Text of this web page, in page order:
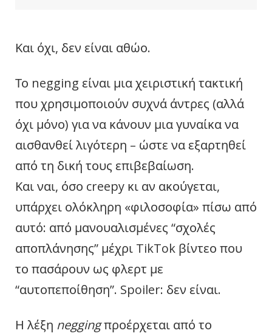
Και όχι, δεν είναι αθώο.
Το negging είναι μια χειριστική τακτική
που χρησιμοποιούν συχνά άντρες (αλλά
όχι μόνο) για να κάνουν μια γυναίκα να
αισθανθεί λιγότερη – ώστε να εξαρτηθεί
από τη δική τους επιβεβαίωση.
Και ναι, όσο creepy κι αν ακούγεται,
υπάρχει ολόκληρη «φιλοσοφία» πίσω από
αυτό: από μανουαλισμένες “σχολές
αποπλάνησης” μέχρι TikTok βίντεο που
το πασάρουν ως φλερτ με
“αυτοπεποίθηση”. Spoiler: δεν είναι.
Η λέξη neggingπροέρχεται από το